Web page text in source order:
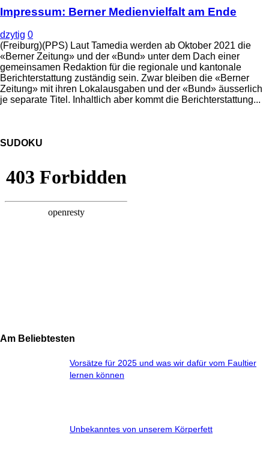
Impressum: Berner Medienvielfalt am Ende
dzytig 0
(Freiburg)(PPS) Laut Tamedia werden ab Oktober 2021 die
«Berner Zeitung» und der «Bund» unter dem Dach einer
gemeinsamen Redaktion für die regionale und kantonale
Berichterstattung zuständig sein. Zwar bleiben die «Berner
Zeitung» mit ihren Lokalausgaben und der «Bund» äusserlich
je separate Titel. Inhaltlich aber kommt die Berichterstattung...
SUDOKU
Am Beliebtesten
Vorsätze für 2025 und was wir dafür vom Faultier
lernen können
Unbekanntes von unserem Körperfett